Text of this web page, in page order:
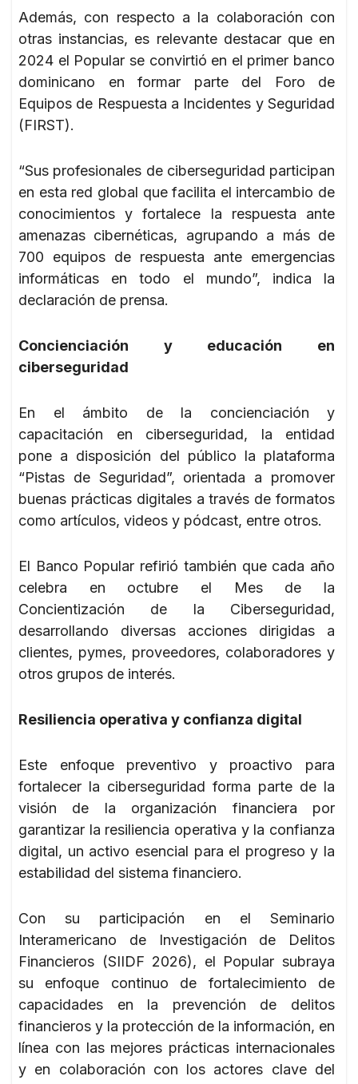
Además, con respecto a la colaboración con
otras instancias, es relevante destacar que en
2024 el Popular se convirtió en el primer banco
dominicano en formar parte del Foro de
Equipos de Respuesta a Incidentes y Seguridad
(FIRST).
“Sus profesionales de ciberseguridad participan
en esta red global que facilita el intercambio de
conocimientos y fortalece la respuesta ante
amenazas cibernéticas, agrupando a más de
700 equipos de respuesta ante emergencias
informáticas en todo el mundo”, indica la
declaración de prensa.
Concienciación y educación en
ciberseguridad
En el ámbito de la concienciación y
capacitación en ciberseguridad, la entidad
pone a disposición del público la plataforma
“Pistas de Seguridad”, orientada a promover
buenas prácticas digitales a través de formatos
como artículos, videos y pódcast, entre otros.
El Banco Popular refirió también que cada año
celebra en octubre el Mes de la
Concientización de la Ciberseguridad,
desarrollando diversas acciones dirigidas a
clientes, pymes, proveedores, colaboradores y
otros grupos de interés.
Resiliencia operativa y confianza digital
Este enfoque preventivo y proactivo para
fortalecer la ciberseguridad forma parte de la
visión de la organización financiera por
garantizar la resiliencia operativa y la confianza
digital, un activo esencial para el progreso y la
estabilidad del sistema financiero.
Con su participación en el Seminario
Interamericano de Investigación de Delitos
Financieros (SIIDF 2026), el Popular subraya
su enfoque continuo de fortalecimiento de
capacidades en la prevención de delitos
financieros y la protección de la información, en
línea con las mejores prácticas internacionales
y en colaboración con los actores clave del